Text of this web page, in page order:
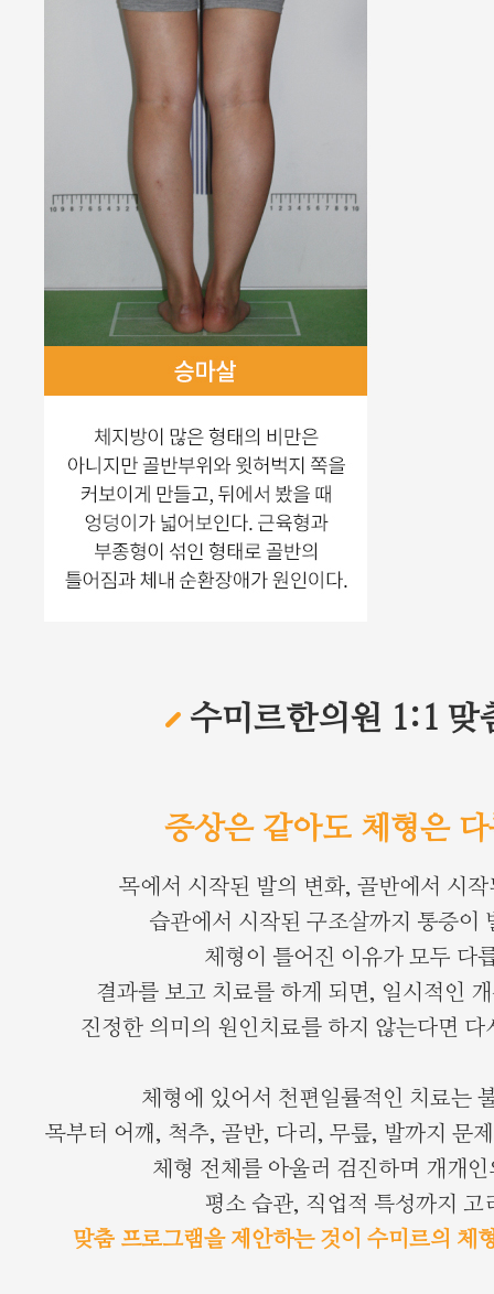
수미르한의원 1:1 맞
증상은 같아도 체형은
목에서 시작된 발의 변화, 골반에서 시
습관에서 시작된 구조살까지 통증이
체형이 틀어진 이유가 모두 다
결과를 보고 치료를 하게 되면, 일시적인
진정한 의미의 원인치료를 하지 않는다면 다
체형에 있어서 천편일률적인 치료는
목부터 어깨, 척추, 골반, 다리, 무릎, 발까지 문
체형 전체를 아울러 검진하며 개개
평소 습관, 직업적 특성까지 고
맞춤 프로그램을 제안하는 것이 수미르의 체